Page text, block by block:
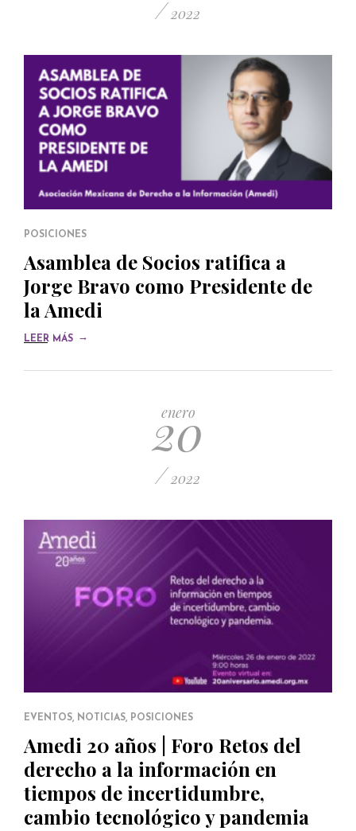
/ 2022
POSICIONES
Asamblea de Socios ratifica a
Jorge Bravo como Presidente de
la Amedi
LEER MÁS →
enero
20
/ 2022
EVENTOS, NOTICIAS, POSICIONES
Amedi 20 años | Foro Retos del
derecho a la información en
tiempos de incertidumbre,
cambio tecnológico y pandemia